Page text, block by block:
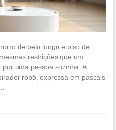
de pelo longo e piso de
restrições que um
uma pessoa sozinha. A
robô, expressa em pascals